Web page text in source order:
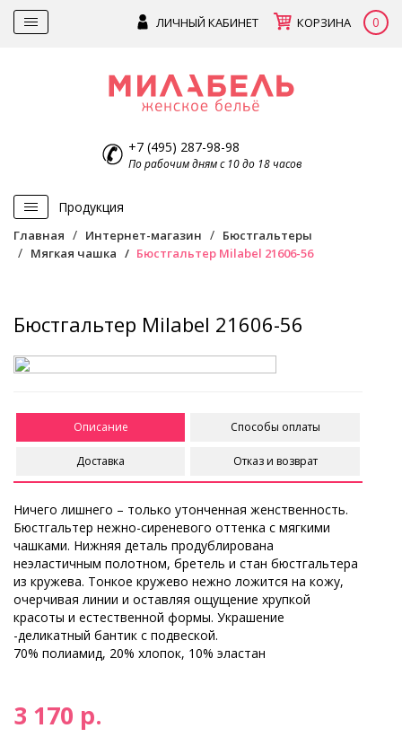
ЛИЧНЫЙ КАБИНЕТ КОРЗИНА 0
+7 (495) 287-98-98
По рабочим дням с 10 до 18 часов
Продукция
Главная Интернет-магазин
Бюстгальтеры
Мягкая чашка
Бюстгальтер Milabel 21606-56
Бюстгальтер Milabel 21606-56
Описание Способы оплаты
Доставка Отказ и возврат
Ничего лишнего – только утонченная женственность.
Бюстгальтер нежно-сиреневого оттенка с мягкими
чашками. Нижняя деталь продублирована
неэластичным полотном, бретель и стан бюстгальтера
из кружева. Тонкое кружево нежно ложится на кожу,
очерчивая линии и оставляя ощущение хрупкой
красоты и естественной формы. Украшение
-деликатный бантик с подвеской.
70% полиамид, 20% хлопок, 10% эластан
3 170 р.